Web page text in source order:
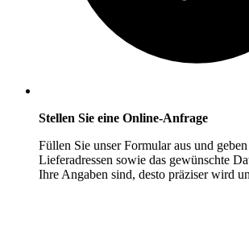
Stellen Sie eine Online-Anfrage
Füllen Sie unser Formular aus und
Lieferadressen sowie das gewünschte
Ihre Angaben sind, desto präziser wird